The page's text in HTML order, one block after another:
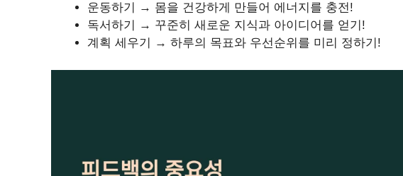
운동하기 → 몸을 건강하게 만들어 에너지를 충전!
독서하기 → 꾸준히 새로운 지식과 아이디어를 얻기!
계획 세우기 → 하루의 목표와 우선순위를 미리 정하기!